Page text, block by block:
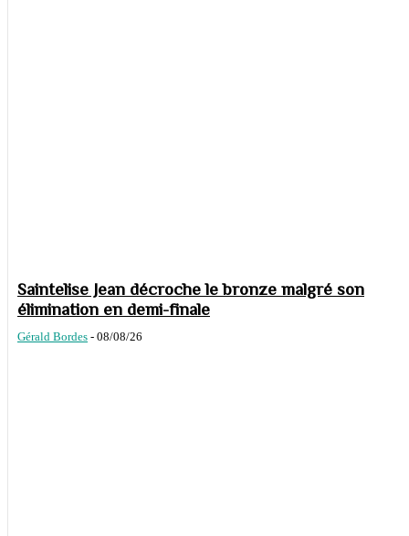
Saintelise Jean décroche le bronze malgré son
élimination en demi-finale
Gérald Bordes - 08/08/26